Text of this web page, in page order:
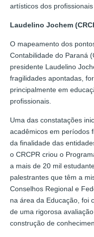
artísticos dos
Laudelino Jochem
O mapeamento dos
Contabilidade do Paraná
presidente Laudelino
fragilidades apontadas,
principalmente em
profissionais.
Uma das constatações
acadêmicos em períodos
da finalidade das
o CRCPR criou o
a mais de 20 mil
palestrantes que têm a
Conselhos Regional e
na área da Educação, foi
de uma rigorosa
construção de